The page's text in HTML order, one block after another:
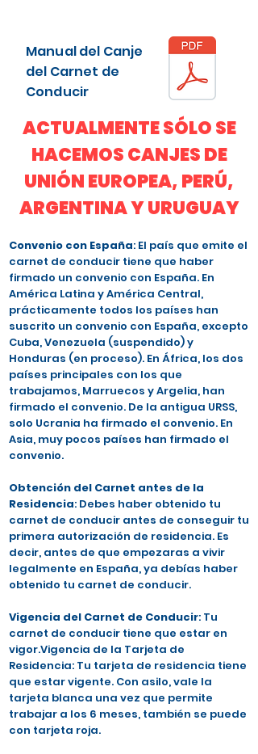
Manual del Canje
del Carnet de
Conducir
ACTUALMENTE SÓLO SE
HACEMOS CANJES DE
UNIÓN EUROPEA, PERÚ,
ARGENTINA Y URUGUAY
Convenio con España: El país que emite el
carnet de conducir tiene que haber
firmado un convenio con España. En
América Latina y América Central,
prácticamente todos los países han
suscrito un convenio con España, excepto
Cuba, Venezuela (suspendido) y
Honduras (en proceso). En África, los dos
países principales con los que
trabajamos, Marruecos y Argelia, han
firmado el convenio. De la antigua URSS,
solo Ucrania ha firmado el convenio. En
Asia, muy pocos países han firmado el
convenio.
Obtención del Carnet antes de la
Residencia: Debes haber obtenido tu
carnet de conducir antes de conseguir tu
primera autorización de residencia. Es
decir, antes de que empezaras a vivir
legalmente en España, ya debías haber
obtenido tu carnet de conducir.
Vigencia del Carnet de Conducir: Tu
carnet de conducir tiene que estar en
vigor.Vigencia de la Tarjeta de
Residencia: Tu tarjeta de residencia tiene
que estar vigente. Con asilo, vale la
tarjeta blanca una vez que permite
trabajar a los 6 meses, también se puede
con tarjeta roja.